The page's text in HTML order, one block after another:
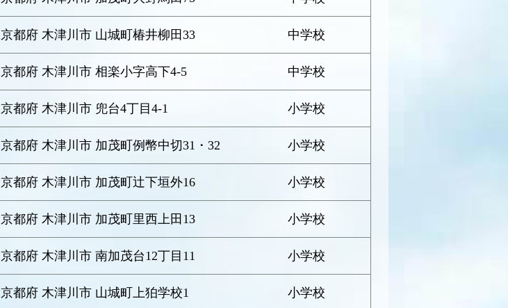
京都府 木津川市 山城町椿井柳田33 中学校
京都府 木津川市 相楽小字高下4-5 中学校
京都府 木津川市 兜台4丁目4-1 小学校
京都府 木津川市 加茂町例幣中切31・32 小学校
京都府 木津川市 加茂町辻下垣外16 小学校
京都府 木津川市 加茂町里西上田13 小学校
京都府 木津川市 南加茂台12丁目11 小学校
京都府 木津川市 山城町上狛学校1 小学校